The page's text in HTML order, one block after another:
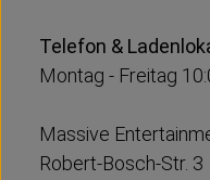
Telefon &
Montag - Freitag
Massive
Robert-Bosch-Str. 3